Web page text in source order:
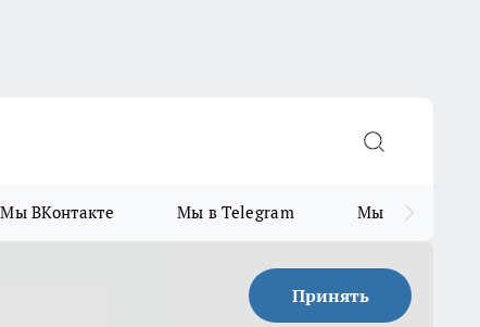
Мы ВКонтакте Мы в Telegram Мы в MAX
Принять